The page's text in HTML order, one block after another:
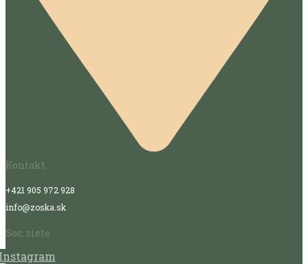
Kontakt
+421 905 972 928
info@zoska.sk
Soc. siete